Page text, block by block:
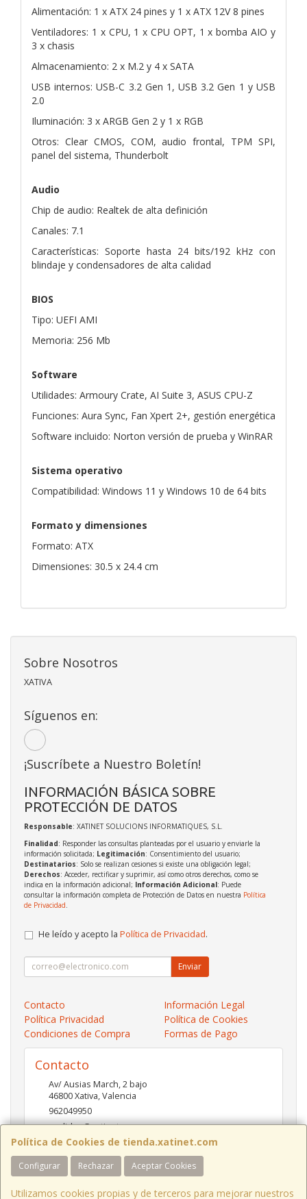
Alimentación: 1 x ATX 24 pines y 1 x ATX 12V 8 pines
Ventiladores: 1 x CPU, 1 x CPU OPT, 1 x bomba AIO y
3 x chasis
Almacenamiento: 2 x M.2 y 4 x SATA
USB internos: USB-C 3.2 Gen 1, USB 3.2 Gen 1 y USB
2.0
Iluminación: 3 x ARGB Gen 2 y 1 x RGB
Otros: Clear CMOS, COM, audio frontal, TPM SPI,
panel del sistema, Thunderbolt
Audio
Chip de audio: Realtek de alta definición
Canales: 7.1
Características: Soporte hasta 24 bits/192 kHz con
blindaje y condensadores de alta calidad
BIOS
Tipo: UEFI AMI
Memoria: 256 Mb
Software
Utilidades: Armoury Crate, AI Suite 3, ASUS CPU-Z
Funciones: Aura Sync, Fan Xpert 2+, gestión energética
Software incluido: Norton versión de prueba y WinRAR
Sistema operativo
Compatibilidad: Windows 11 y Windows 10 de 64 bits
Formato y dimensiones
Formato: ATX
Dimensiones: 30.5 x 24.4 cm
Política de Cookies de tienda.xatinet.com
Configurar Rechazar Aceptar Cookies
Utilizamos cookies propias y de terceros para mejorar nuestros
Sobre Nosotros
XATIVA
Síguenos en:
¡Suscríbete a Nuestro Boletín!
INFORMACIÓN BÁSICA SOBRE
PROTECCIÓN DE DATOS
Responsable: XATINET SOLUCIONS INFORMATIQUES, S.L.
Finalidad: Responder las consultas planteadas por el usuario y enviarle la
información solicitada; Legitimación: Consentimiento del usuario;
Destinatarios: Solo se realizan cesiones si existe una obligación legal;
Derechos: Acceder, rectificar y suprimir, así como otros derechos, como se
indica en la información adicional; Información Adicional: Puede
consultar la información completa de Protección de Datos en nuestra Política
de Privacidad
He leído y acepto la Política de Privacidad.
Enviar
Contacto
Información Legal
Política Privacidad
Política de Cookies
Condiciones de Compra
Formas de Pago
Contacto
Av/ Ausias March, 2 bajo
46800Xativa,Valencia
962049950
pedidos@xatinet.com
Horario
9-13:30 16:30-19:30